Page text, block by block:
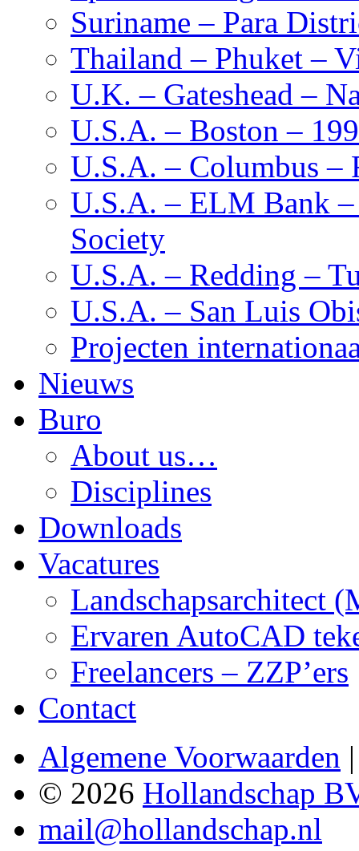
Suriname – Para
Thailand – Phuket –
U.K. – Gateshead –
U.S.A. – Boston –
U.S.A. – Columbus –
U.S.A. – ELM Bank
Society
U.S.A. – Redding –
U.S.A. – San Luis
Projecten
Nieuws
Buro
About us…
Disciplines
Downloads
Vacatures
Landschapsarchitect
Ervaren AutoCAD
Freelancers – ZZP’ers
Contact
Algemene Voorwaarden
© 2026 Hollandschap
mail@hollandschap.nl